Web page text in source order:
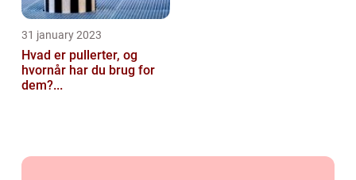
31 january 2023
Hvad er pullerter, og
hvornår har du brug for
dem?...